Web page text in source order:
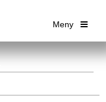
Meny